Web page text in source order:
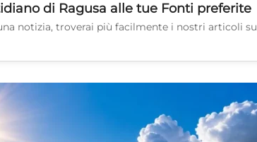
di Ragusa alle tue Fonti preferite
notizia, troverai più facilmente i nostri articoli su